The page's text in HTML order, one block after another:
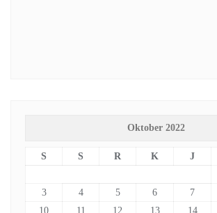
Oktober 2022
S S R K J
3
4 5 6 7
10
11 12 13 14